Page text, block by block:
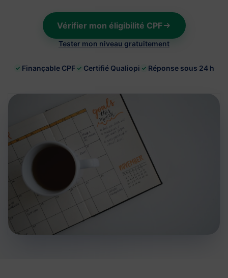
Vérifier mon éligibilité CPF
Tester mon niveau gratuitement
Finançable CPF Certifié Qualiopi Réponse sous 24 h